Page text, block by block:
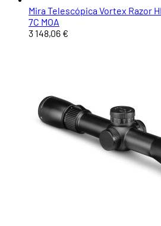
Mira Telescópica Vortex Razor
7C MOA
3 148,06 €